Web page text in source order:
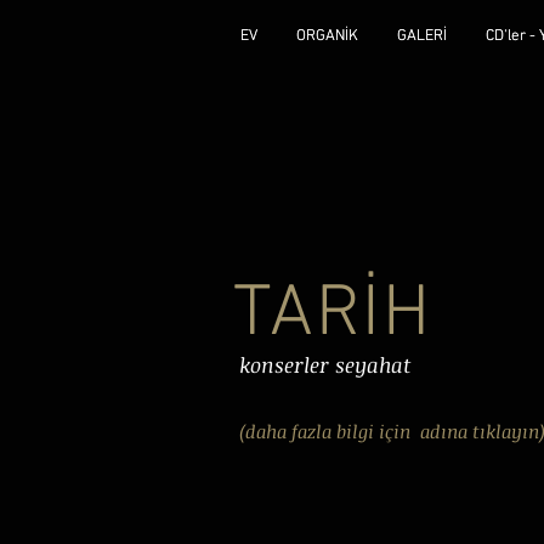
EV ORGANİK GALERİ CD'ler -
EV ORGANİK GALERİ CD'ler -
TARİH
konserler seyahat
(daha fazla bilgi için adına tıklayın)